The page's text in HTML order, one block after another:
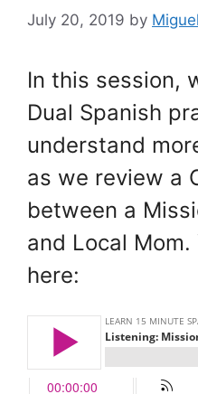
July 20, 2019 by Miguel
In this session,
Dual Spanish
understand
as we review a
between a
and Local
here: